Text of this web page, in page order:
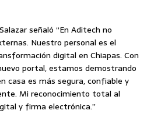
señaló “En Aditech no
Nuestro personal es el
digital en Chiapas. Con
portal, estamos demostrando
casa es más segura, confiable y
Mi reconocimiento total al
y firma electrónica.”